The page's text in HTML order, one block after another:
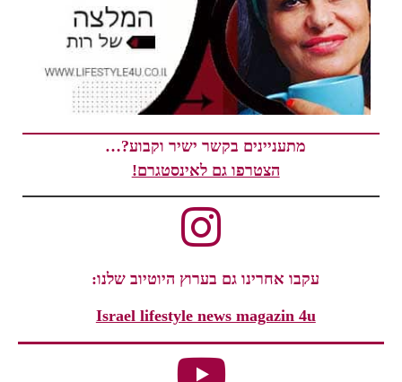
מתעניינים בקשר ישיר וקבוע?…
הצטרפו גם לאינסטגרם!
עקבו אחרינו גם בערוץ היוטיוב שלנו:
Israel lifestyle news magazin 4u